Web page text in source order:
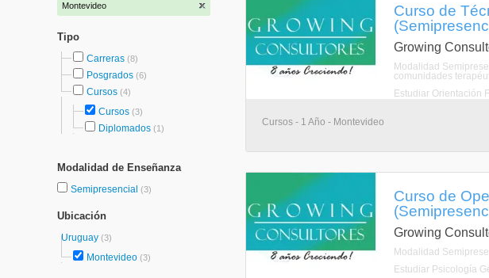
Montevideo
Tipo
Carreras (8)
Posgrados (6)
Cursos (4)
Cursos (3)
Diplomados (1)
Modalidad de Enseñanza
Semipresencial (3)
Ubicación
Uruguay (3)
Montevideo (3)
Curso de
Growing
Modalidad
comunidades
Estudiar Orientación
Cursos - 1 Año - Montevideo
Curso de
Growing
Modalidad
Estudiar Psicología